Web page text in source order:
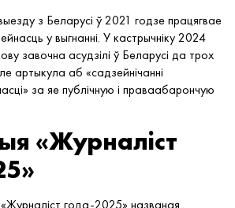
з Беларусі ў 2021 годзе працягвае
у выгнанні. У кастрычніку 2024
завочна асудзілі ў Беларусі да трох
артыкула аб «садзейнічанні
за яе публічную і праваабарончую
«Журналіст
года-2025» названая